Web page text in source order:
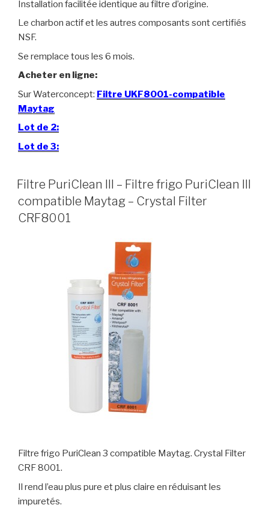
Installation facilitée identique au filtre d’origine.
Le charbon actif et les autres composants sont certifiés
NSF.
Se remplace tous les 6 mois.
Acheter en ligne:
Sur Waterconcept: Filtre UKF8001-compatible
Maytag
Lot de 2:
Lot de 3:
Filtre PuriClean III – Filtre frigo PuriClean III
compatible Maytag – Crystal Filter
CRF8001
Filtre frigo PuriClean 3 compatible Maytag. Crystal Filter
CRF 8001.
Il rend l’eau plus pure et plus claire en réduisant les
impuretés.